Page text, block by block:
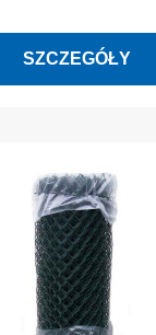
SZCZEGÓŁY